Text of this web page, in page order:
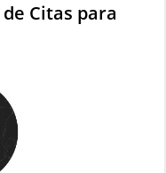
Citas para